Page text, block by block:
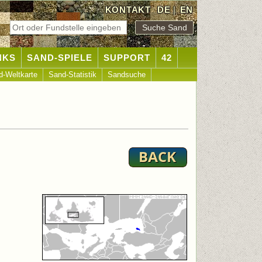
KONTAKT DE|EN
SAND-SPIELE SUPPORT 42
Weltkarte Sand-Statistik Sandsuche